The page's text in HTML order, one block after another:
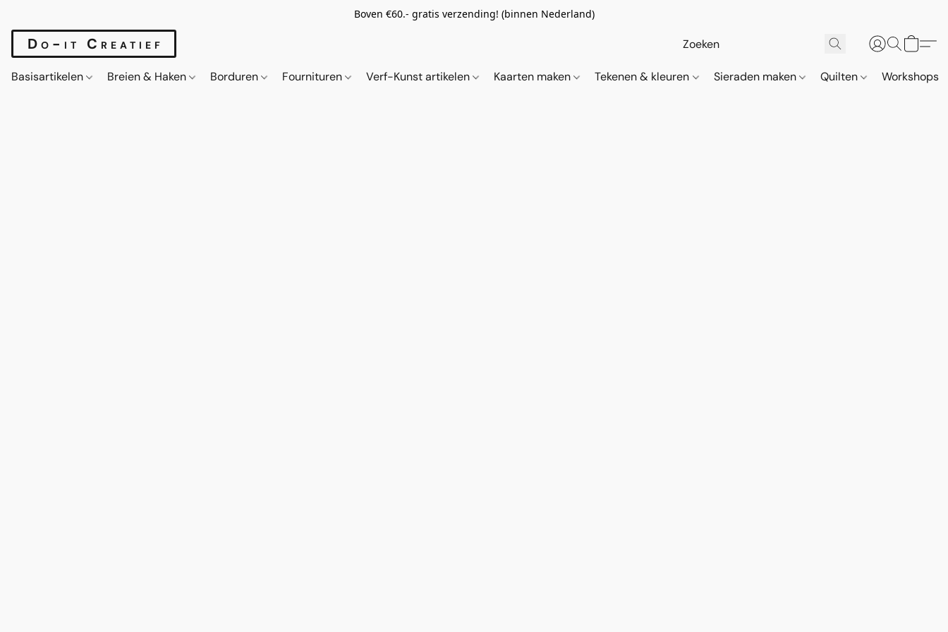
Boven €60.- gratis verzending! (binnen Nederland)
Do-it Creatief
Basisartikelen Breien & Haken Borduren Fournituren Verf-Kunst artikelen Kaarten maken Tekenen & kleuren Sieraden maken Quilten Workshops